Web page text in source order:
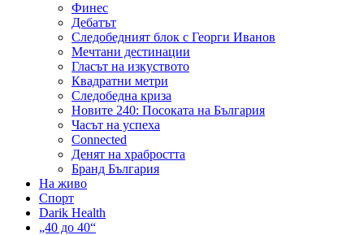
Финес
Дебатът
Следобедният блок с Георги Иванов
Мечтани дестинации
Гласът на изкуството
Квадратни метри
Следобедна криза
Новите 240: Посоката на България
Часът на успеха
Connected
Денят на храбростта
Бранд България
На живо
Спорт
Darik Health
„40 до 40“